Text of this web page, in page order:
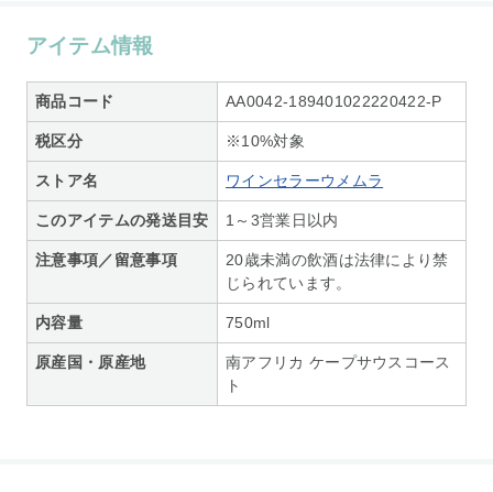
アイテム情報
商品コード AA0042-189401022220422-P
税区分 ※10%対象
ストア名 ワインセラーウメムラ
このアイテムの発送目安 1～3営業日以内
注意事項／留意事項
20歳未満の飲酒は法律により禁
じられています。
内容量 750ml
原産国・原産地
南アフリカ ケープサウスコース
ト